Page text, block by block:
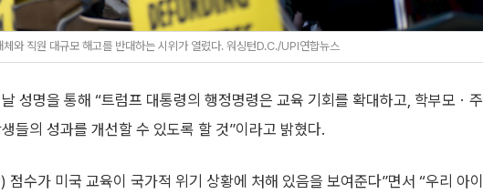
와 직원 대규모 해고를 반대하는 시위가 열렸다. 워싱턴D.C./UPI연합뉴스
성명을 통해 “트럼프 대통령의 행정명령은 교육 기회를 확대하고, 학부모ㆍ주
들의 성과를 개선할 수 있도록 할 것”이라고 밝혔다.
수가 미국 교육이 국가적 위기 상황에 처해 있음을 보여준다”면서 “우리 아이